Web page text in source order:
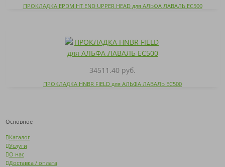
ПРОКЛАДКА EPDM HT END UPPER HEAD для АЛЬФА ЛАВАЛЬ EC500
34511.40 руб.
ПРОКЛАДКА HNBR FIELD для АЛЬФА ЛАВАЛЬ EC500
Основное
Каталог
Услуги
О нас
Доставка / оплата